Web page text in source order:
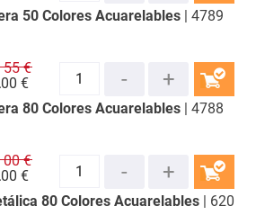
50 Colores Acuarelables| 4789
COMPRAR
80 Colores Acuarelables| 4788
55 €
00 €
COMPRAR
80 Colores Acuarelables| 620
00 €
00 €
COMPRAR